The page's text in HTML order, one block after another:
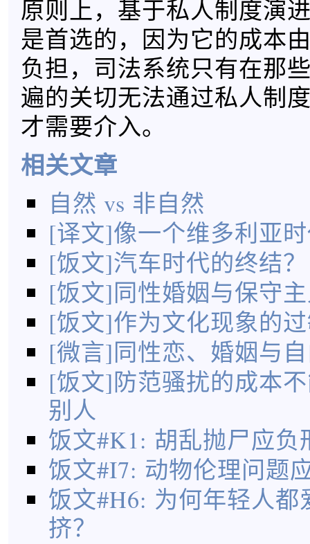
原则上，基于私人制度演
是首选的，因为它的成本
负担，司法系统只有在那
遍的关切无法通过私人制
才需要介入。
相关文章
自然 vs 非自然
[译文]像一个维多利亚
[饭文]汽车时代的终结？
[饭文]同性婚姻与保守
[饭文]作为文化现象的
[微言]同性恋、婚姻与
[饭文]防范骚扰的成本
别人
饭文#K1: 胡乱抛尸应负
饭文#I7: 动物伦理问题
饭文#H6: 为何年轻人都
挤？